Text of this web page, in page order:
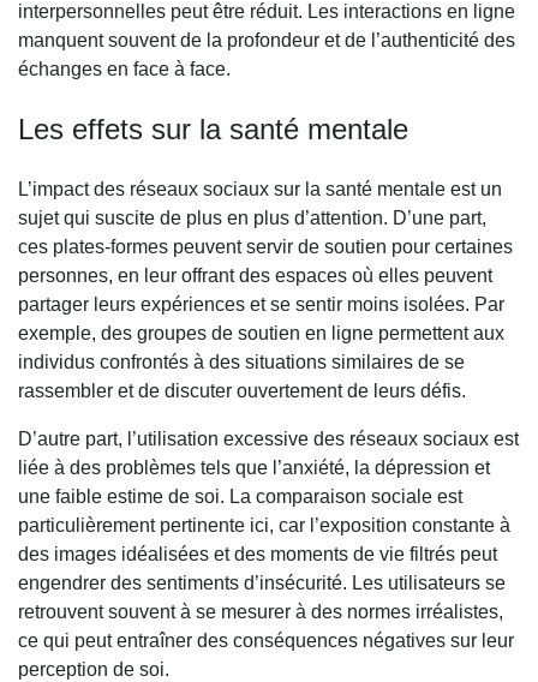
interpersonnelles peut être réduit. Les interactions en ligne
manquent souvent de la profondeur et de l’authenticité des
échanges en face à face.
Les effets sur la santé mentale
L’impact des réseaux sociaux sur la santé mentale est un
sujet qui suscite de plus en plus d’attention. D’une part,
ces plates-formes peuvent servir de soutien pour certaines
personnes, en leur offrant des espaces où elles peuvent
partager leurs expériences et se sentir moins isolées. Par
exemple, des groupes de soutien en ligne permettent aux
individus confrontés à des situations similaires de se
rassembler et de discuter ouvertement de leurs défis.
D’autre part, l’utilisation excessive des réseaux sociaux est
liée à des problèmes tels que l’anxiété, la dépression et
une faible estime de soi. La comparaison sociale est
particulièrement pertinente ici, car l’exposition constante à
des images idéalisées et des moments de vie filtrés peut
engendrer des sentiments d’insécurité. Les utilisateurs se
retrouvent souvent à se mesurer à des normes irréalistes,
ce qui peut entraîner des conséquences négatives sur leur
perception de soi.